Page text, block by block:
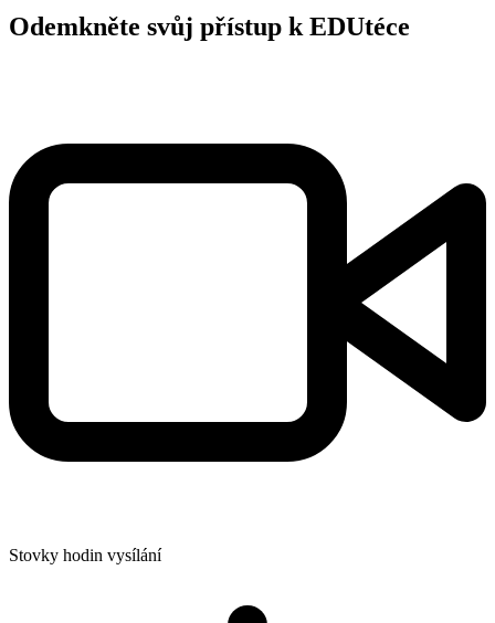
Odemkněte svůj přístup k EDUtéce
Stovky hodin vysílání